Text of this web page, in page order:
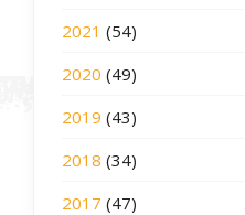
2021 (54)
2020 (49)
2019 (43)
2018 (34)
2017 (47)